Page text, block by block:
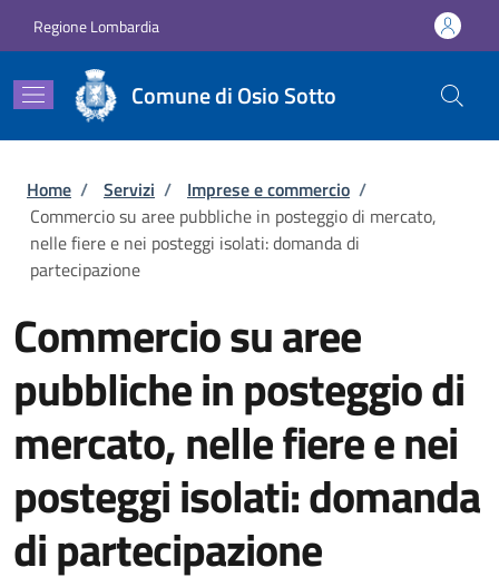
Regione Lombardia
Comune di Osio Sotto
Briciole di pane
Home / Servizi / Imprese e commercio /
Commercio su aree pubbliche in posteggio di mercato,
nelle fiere e nei posteggi isolati: domanda di
partecipazione
Commercio su aree
pubbliche in posteggio di
mercato, nelle fiere e nei
posteggi isolati: domanda
di partecipazione